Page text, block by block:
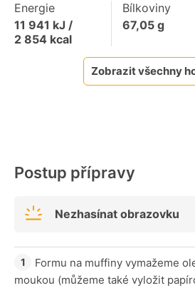
Energie
11 941 kJ /
2 854 kcal
Bílkoviny
67,05g
Zobrazit všechny
Postup přípravy
Nezhasínat obrazovku
Formu na muffiny vymažeme
moukou (můžeme také vyložit